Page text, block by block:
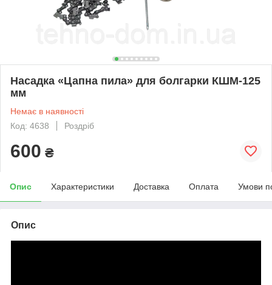
Насадка «Цапна пила» для болгарки КШМ-125
мм
Немає в наявності
Код: 4638
Роздріб
600 ₴
Опис Характеристики Доставка Оплата Умови
Опис